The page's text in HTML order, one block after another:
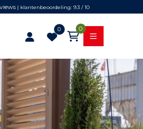
| klantenbeoordeling: 9.3 / 10
0 0